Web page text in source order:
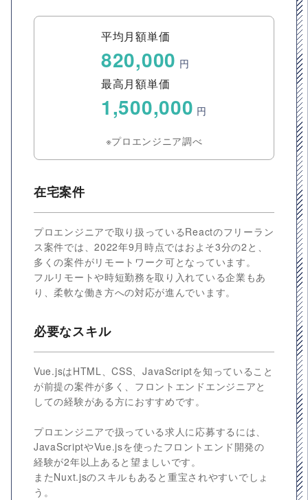
平均月額単価
820,000 円
最高月額単価
1,500,000 円
※プロエンジニア調べ
在宅案件
プロエンジニアで取り扱っているReactのフリーラン
ス案件では、2022年9月時点ではおよそ3分の2と、
多くの案件がリモートワーク可となっています。
フルリモートや時短勤務を取り入れている企業もあ
り、柔軟な働き方への対応が進んでいます。
必要なスキル
Vue.jsはHTML、CSS、JavaScriptを知っていること
が前提の案件が多く、フロントエンドエンジニアと
しての経験がある方におすすめです。
プロエンジニアで扱っている求人に応募するには、
JavaScriptやVue.jsを使ったフロントエンド開発の
経験が2年以上あると望ましいです。
またNuxt.jsのスキルもあると重宝されやすいでしょ
う。